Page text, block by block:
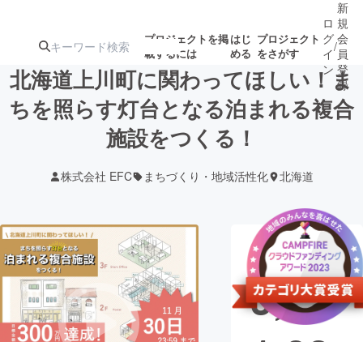
プロジェクトを掲
載するには
はじ
める
プロジェクト
をさがす
注目のリ 注目の新着プロ
ジェクト
募集終了が近いプ
ロジェクト
音楽
テクノロジー・ガジェット ゲーム・サ
映像・映画 書籍・雑誌
ロ
グ
イ
ン
/
新
規
会
員
登
録
北海道上川町に関わってほしい！ま
ちを照らす灯台となる泊まれる複合
施設をつくる！
株式会社 EFC まちづくり・地域活性化 北海道
現在の支援総
額
3,70